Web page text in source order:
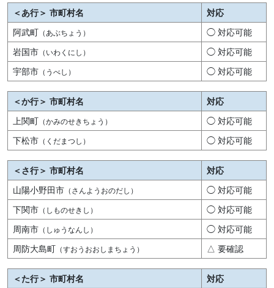
＜あ行＞ 市町村名
対応
阿武町 （あぶちょう）
◯ 対応可能
岩国市 （いわくにし）
◯ 対応可能
宇部市 （うべし） ◯ 対応可能
＜か行＞ 市町村名
対応
上関町 （かみのせきちょう）
◯ 対応可能
下松市 （くだまつし） ◯ 対応可能
＜さ行＞ 市町村名
対応
山陽小野田市 （さんようおのだし）
◯ 対応可能
下関市 （しものせきし）
◯ 対応可能
周南市 （しゅうなんし）
◯ 対応可能
周防大島町 （すおうおおしまちょう） △ 要確認
＜た行＞ 市町村名
対応